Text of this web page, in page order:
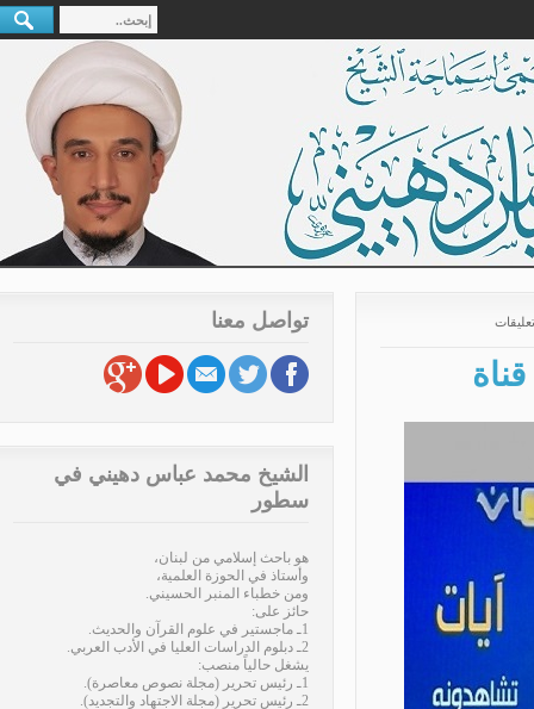
تواصل معنا
الشيخ محمد عباس دهيني في
سطور
هو باحث إسلامي من لبنان،
وأستاذ في الحوزة العلمية،
ومن خطباء المنبر الحسيني.
حائز على:
يشغل حالياً منصب: